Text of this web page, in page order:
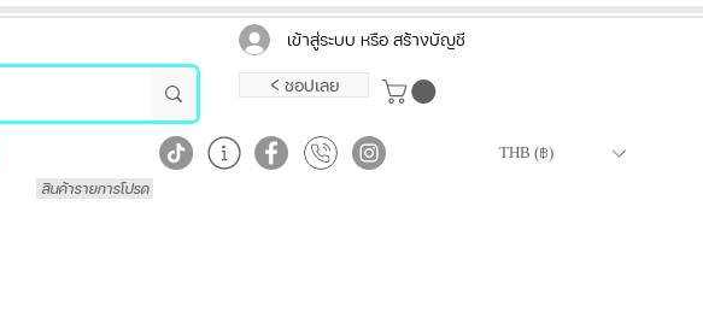
เข้าสู่ระบบ หรือ สร้างบัญชี
< ชอปเลย
THB (฿)
สินค้ารายการโปรด